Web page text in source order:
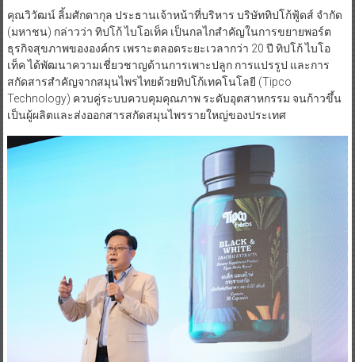
คุณวิวัฒน์ ลิ้มศักดากุล ประธานเจ้าหน้าที่บริหาร บริษัททิปโก้ฟู้ดส์ จำกัด
(มหาชน) กล่าวว่า ทิปโก้ ไบโอเท็ค เป็นกลไกสำคัญในการขยายพอร์ต
ธุรกิจสุขภาพขององค์กร เพราะตลอดระยะเวลากว่า 20 ปี ทิปโก้ ไบโอ
เท็ค ได้พัฒนาความเชี่ยวชาญด้านการเพาะปลูก การแปรรูป และการ
สกัดสารสำคัญจากสมุนไพรไทยด้วยทิปโก้เทคโนโลยี (Tipco
Technology) ควบคู่ระบบควบคุมคุณภาพ ระดับอุตสาหกรรม จนก้าวขึ้น
เป็นผู้ผลิตและส่งออกสารสกัดสมุนไพรรายใหญ่ของประเทศ